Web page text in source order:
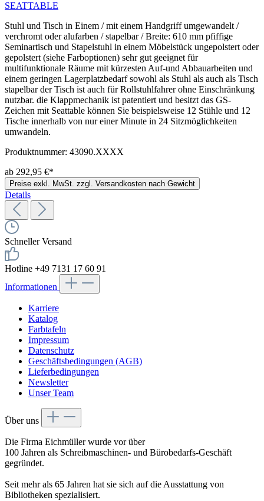
SEATTABLE
Stuhl und Tisch in Einem / mit einem Handgriff umgewandelt /
verchromt oder alufarben / stapelbar / Breite: 610 mm pfiffige
Seminartisch und Stapelstuhl in einem Möbelstück ungepolstert oder
gepolstert (siehe Farboptionen) sehr gut geeignet für
multifunktionale Räume mit kürzesten Auf-und Abbauarbeiten und
einem geringen Lagerplatzbedarf sowohl als Stuhl als auch als Tisch
stapelbar der Tisch ist auch für Rollstuhlfahrer ohne Einschränkung
nutzbar. die Klappmechanik ist patentiert und besitzt das GS-
Zeichen mit Seattable können Sie beispielsweise 12 Stühle und 12
Tische innerhalb von nur einer Minute in 24 Sitzmöglichkeiten
umwandeln.
Produktnummer: 43090.XXXX
ab 292,95 €*
Preise exkl. MwSt. zzgl. Versandkosten nach Gewicht
Details
Schneller Versand
Hotline +49 7131 17 60 91
Informationen
Karriere
Katalog
Farbtafeln
Impressum
Datenschutz
Geschäftsbedingungen (AGB)
Lieferbedingungen
Newsletter
Unser Team
Über uns
Die Firma Eichmüller wurde vor über
100 Jahren als Schreibmaschinen- und Bürobedarfs-Geschäft
gegründet.
Seit mehr als 65 Jahren hat sie sich auf die Ausstattung von
Bibliotheken spezialisiert.